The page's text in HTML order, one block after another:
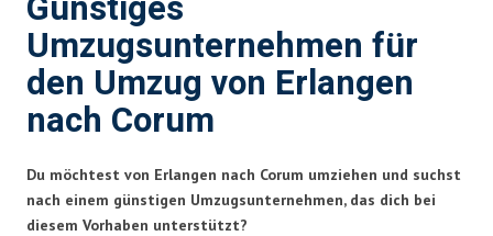
Umzugsunternehmen für
den Umzug von Erlangen
nach Corum
Du möchtest von Erlangen nach Corum umziehen und suchst
nach einem günstigen Umzugsunternehmen, das dich bei
diesem Vorhaben unterstützt?